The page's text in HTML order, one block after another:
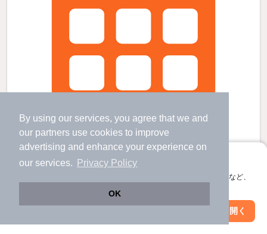
By using our services, you agree that we and
our partners use cookies to improve
advertising and enhance your experience on
our services.
Privacy Policy
OK
アプリに切り替えて、サクサクお部屋探し
会員登録なしですぐ使える。マップ検索やお気に入り保存など、
アプリを開く
出町柳駅 歩
京都府京都市上京区梶井町448-45
絞り込み条件を変更